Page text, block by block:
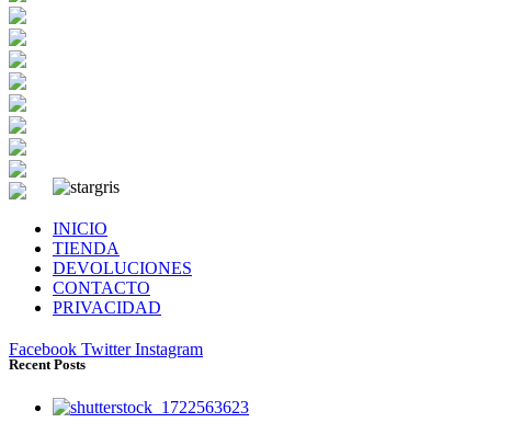
INICIO
TIENDA
DEVOLUCIONES
CONTACTO
PRIVACIDAD
Facebook Twitter Instagram
Recent Posts